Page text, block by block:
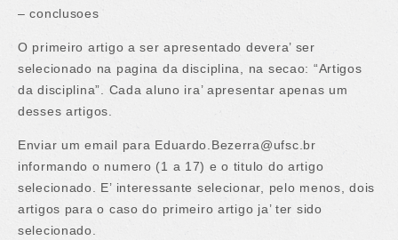
– conclusoes
O primeiro artigo a ser apresentado devera’ ser
selecionado na pagina da disciplina, na secao: “Artigos
da disciplina”. Cada aluno ira’ apresentar apenas um
desses artigos.
Enviar um email para Eduardo.Bezerra@ufsc.br
informando o numero (1 a 17) e o titulo do artigo
selecionado. E’ interessante selecionar, pelo menos, dois
artigos para o caso do primeiro artigo ja’ ter sido
selecionado.